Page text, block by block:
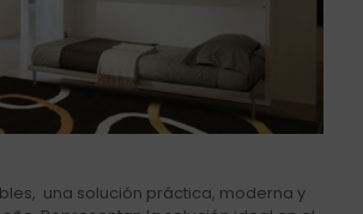
una solución práctica, moderna y